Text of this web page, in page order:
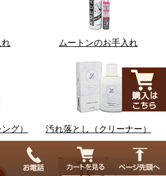
れ ムートンのお手入れ
グ） 汚れ落とし（クリーナー）